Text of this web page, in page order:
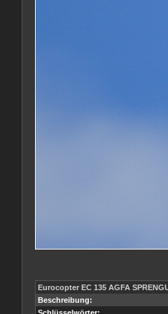
Eurocopter EC 135 AGFA
Beschreibung: